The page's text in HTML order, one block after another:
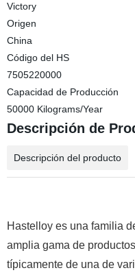
Victory
Origen
China
Código del HS
7505220000
Capacidad de Producción
50000 Kilograms/Year
Descripción de
Descripción del producto
Hastelloy es una familia
amplia gama de
típicamente de una de